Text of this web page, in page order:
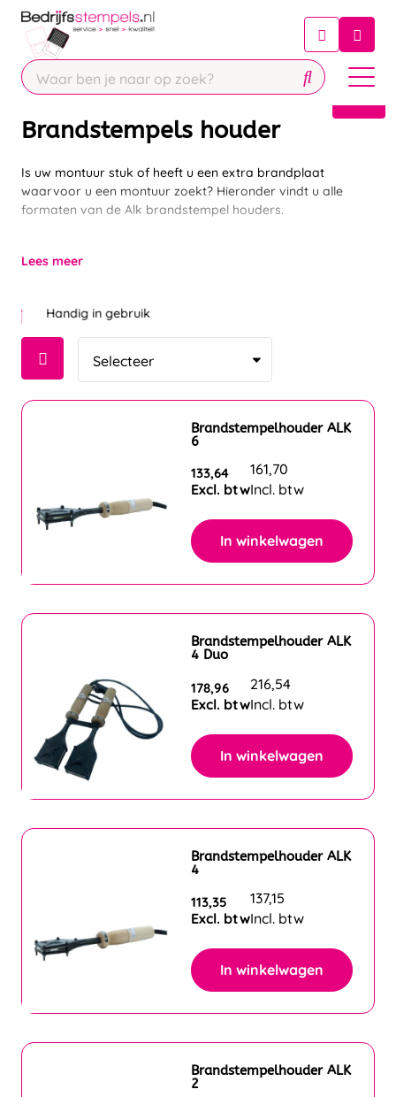
Chatbot
Chat 24/7 met onze chatbot voor
Contact
Brandstempels houder
Is uw montuur stuk of heeft u een extra brandplaat
waarvoor u een montuur zoekt? Hieronder vindt u alle
formaten van de Alk brandstempel houders.
Lees meer
Handig in gebruik
Brandstempelhouder ALK
6
133,64
Excl. btw
161,70
Incl. btw
In winkelwagen
Brandstempelhouder ALK
4 Duo
178,96
Excl. btw
216,54
Incl. btw
In winkelwagen
Brandstempelhouder ALK
4
113,35
Excl. btw
137,15
Incl. btw
In winkelwagen
Brandstempelhouder ALK
2